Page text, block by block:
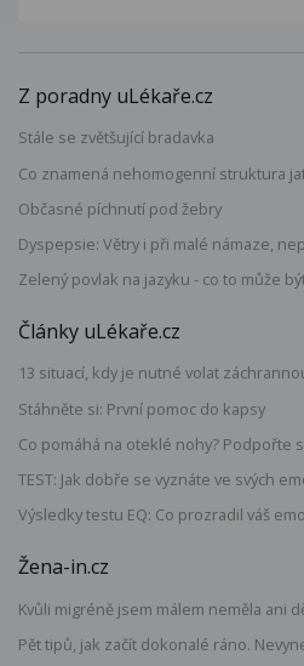
Z poradny uLékaře.cz
Stále se zvětšující bradavka
Co znamená nehomogenní struktura
Občasné píchnutí pod žebry
Dyspepsie: Větry i při malé námaze,
Zelený povlak na jazyku - co to může
Články uLékaře.cz
13 situací, kdy je nutné volat
Stáhněte si: První pomoc do kapsy
Co pomáhá na oteklé nohy? Podpořte
TEST: Jak dobře se vyznáte ve svých
Výsledky testu EQ: Co prozradil váš
Žena-in.cz
Kvůli migréně jsem málem neměla ani
Pět tipů, jak začít dokonalé ráno.